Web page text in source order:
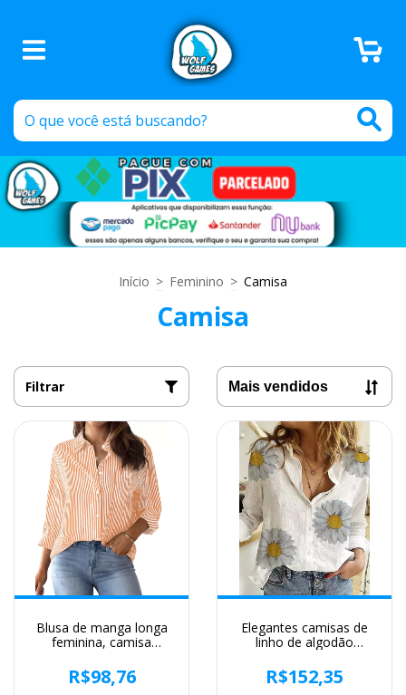
Início > Feminino > Camisa
Camisa
Filtrar
Blusa de manga longa
feminina, camisa
clássica, botão, casual,
sem bolsos, camisa
R$98,76
Elegantes camisas de
linho de algodão
botão blusas de lapela
camisas primavera
R$152,35